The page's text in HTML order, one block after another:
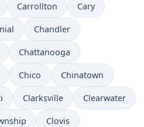
Carrollton Cary
Chandler
Chattanooga
Chico Chinatown
Clarksville Clearwater
Clovis